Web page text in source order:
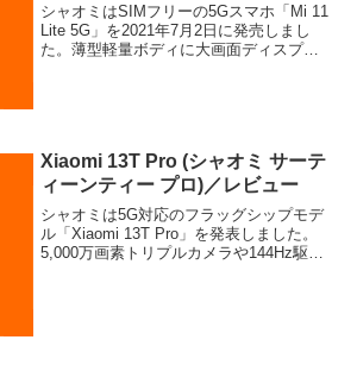
シャオミはSIMフリーの5Gスマホ「Mi 11
Lite 5G」を2021年7月2日に発売しまし
た。薄型軽量ボディに大画面ディスプレ
Xiaomi 13T Pro (シャオミ サーテ
ィーンティー プロ)／レビュー
シャオミは5G対応のフラッグシップモデ
ル「Xiaomi 13T Pro」を発表しました。
5,000万画素トリプルカメラや144Hz駆動